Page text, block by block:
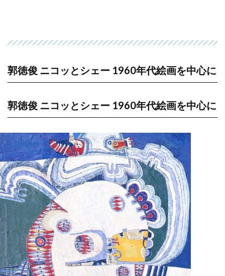
郭徳俊 ニコッとシェー 1960年代絵画を中心に
郭徳俊 ニコッとシェー 1960年代絵画を中心に